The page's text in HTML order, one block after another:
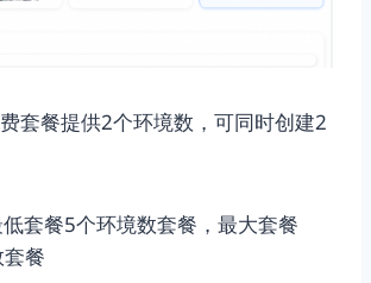
套餐提供2个环境数，可同时创建2
套餐5个环境数套餐，最大套餐
餐